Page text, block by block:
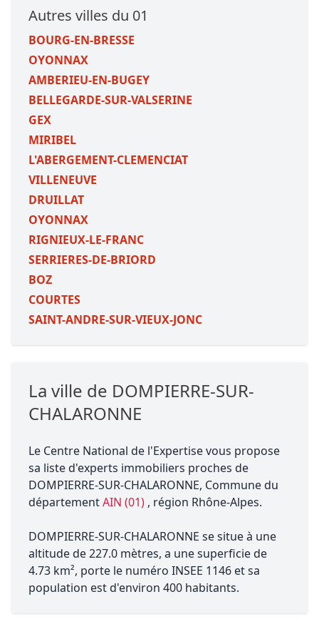
Autres villes du 01
BOURG-EN-BRESSE
OYONNAX
AMBERIEU-EN-BUGEY
BELLEGARDE-SUR-VALSERINE
GEX
MIRIBEL
L'ABERGEMENT-CLEMENCIAT
VILLENEUVE
DRUILLAT
OYONNAX
RIGNIEUX-LE-FRANC
SERRIERES-DE-BRIORD
BOZ
COURTES
SAINT-ANDRE-SUR-VIEUX-JONC
La ville de DOMPIERRE-SUR-
CHALARONNE
Le Centre National de l'Expertise vous propose
sa liste d'experts immobiliers proches de
DOMPIERRE-SUR-CHALARONNE, Commune du
départementAIN (01) , région Rhône-Alpes.
DOMPIERRE-SUR-CHALARONNE se situe à une
altitude de 227.0 mètres, a une superficie de
4.73 km², porte le numéro INSEE 1146 et sa
population est d'environ 400 habitants.